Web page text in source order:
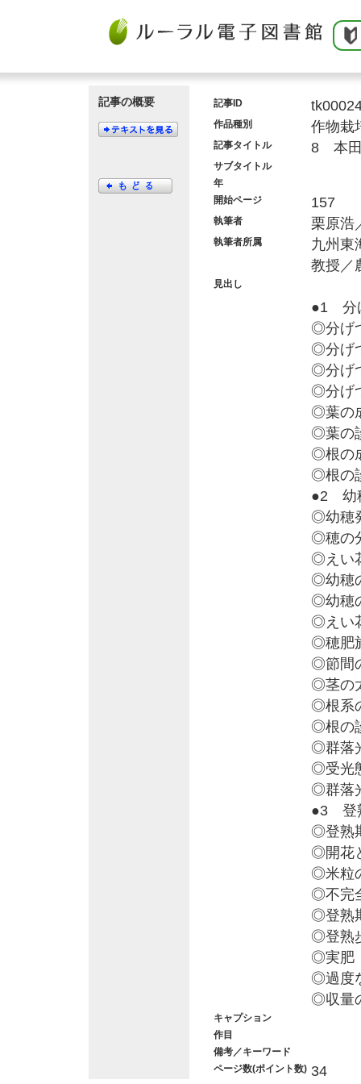
記事の概要 記事ID
作品種別 作物栽
記事タイトル 8 本田
サブタイトル
年
開始ページ
157
執筆者 栗原浩
執筆者所属
九州東
教授／
見出し
●1 分
◎分げ
◎分げ
◎分げ
◎分げ
◎葉の
◎葉の
◎根の
◎根の
●2 幼
◎幼穂
◎穂の
◎えい
◎幼穂
◎幼穂
◎えい
◎穂肥
◎節間
◎茎の
◎根系
◎根の
◎群落
◎受光
◎群落
●3 登
◎登熟
◎開花
◎米粒
◎不完
◎登熟
◎登熟
◎実肥
◎過度
◎収量
キャプション
作目
備考／キーワード
ページ数(ポイント数) 34